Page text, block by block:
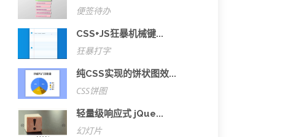
便签待办
CSS+JS狂暴机械键...
狂暴打字
纯CSS实现的饼状图效...
CSS饼图
轻量级响应式 jQue...
幻灯片